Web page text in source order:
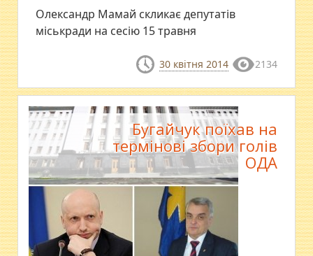
Олександр Мамай скликає депутатів
міськради на сесію 15 травня
30 квітня 2014 2134
Бугайчук поїхав на
термінові збори голів
ОДА